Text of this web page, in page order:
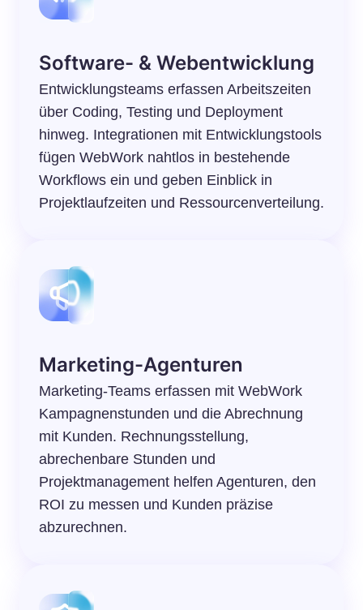
Software- & Webentwicklung
Entwicklungsteams erfassen Arbeitszeiten
über Coding, Testing und Deployment
hinweg. Integrationen mit Entwicklungstools
fügen WebWork nahtlos in bestehende
Workflows ein und geben Einblick in
Projektlaufzeiten und Ressourcenverteilung.
Marketing-Agenturen
Marketing-Teams erfassen mit WebWork
Kampagnenstunden und die Abrechnung
mit Kunden. Rechnungsstellung,
abrechenbare Stunden und
Projektmanagement helfen Agenturen, den
ROI zu messen und Kunden präzise
abzurechnen.